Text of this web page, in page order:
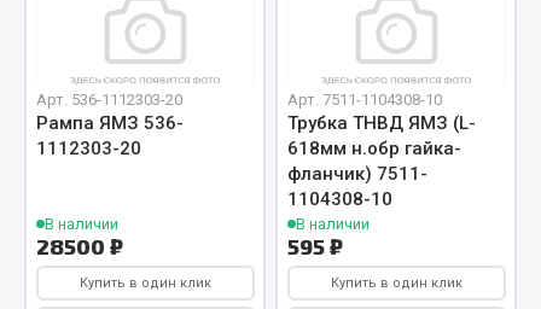
Запчасти SHAANXI (SHACMAN)
Система питания
Тормозная система
Колеса и шины
Подвеска
Кабина
Оперение кабины
Арт. 536-1112303-20
Рампа ЯМЗ 536-
1112303-20
В наличии
28500 ₽
Купить в один клик
Арт. 7511-1104308-10
Трубка ТНВД ЯМЗ (L-
618мм н.обр гайка-
фланчик) 7511-
1104308-10
В наличии
595 ₽
Купить в один клик